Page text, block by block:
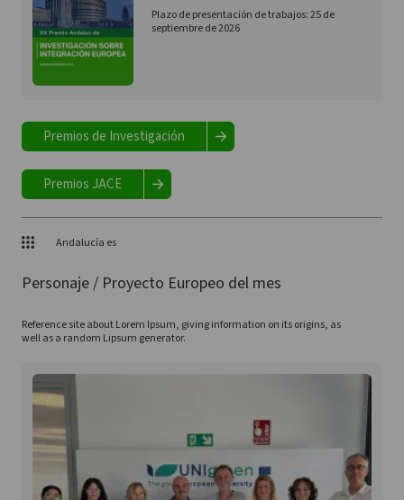
Plazo de presentación de trabajos: 25 de
septiembre de 2026
Premios de Investigación
Premios JACE
Andalucía es
Personaje / Proyecto Europeo del mes
Reference site about Lorem Ipsum, giving information on its origins, as
well as a random Lipsum generator.